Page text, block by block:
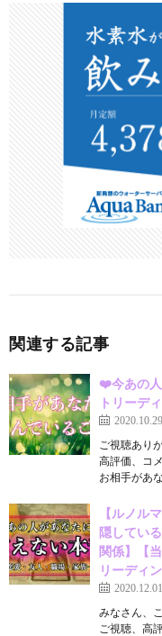
a
関連する記事
❤️今あの人
トリーデ
2020.10.29
ご視聴あり
高評価、コ
お相手があ
【ルノル
隠してい
関係】【
リーディ
2020.12.01
みなさん、
ご視聴、高